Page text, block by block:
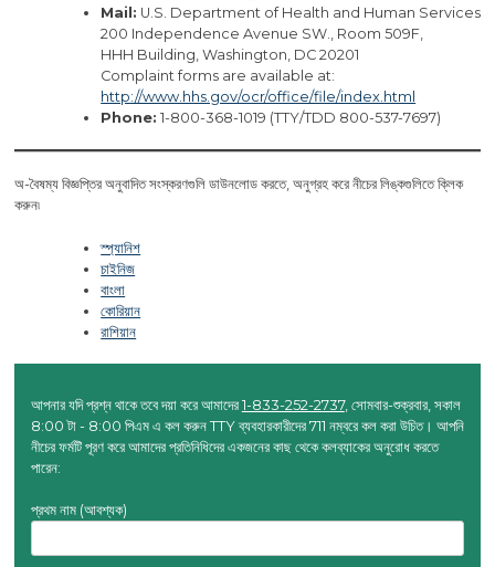
Mail: U.S. Department of Health and Human Services
200 Independence Avenue SW., Room 509F,
HHH Building, Washington, DC 20201
Complaint forms are available at:
http://www.hhs.gov/ocr/office/file/index.html
Phone: 1-800-368-1019 (TTY/TDD 800-537-7697)
অ-বৈষম্য বিজ্ঞপ্তির অনুবাদিত সংস্করণগুলি ডাউনলোড করতে, অনুগ্রহ করে নীচের লিঙ্কগুলিতে ক্লিক
করুন৷
স্প্যানিশ
চাইনিজ
বাংলা
কোরিয়ান
রাশিয়ান
আপনার যদি প্রশ্ন থাকে তবে দয়া করে আমাদের 1-833-252-2737, সোমবার-শুক্রবার, সকাল
8:00 টা - 8:00 পিএম এ কল করুন TTY ব্যবহারকারীদের 711 নম্বরে কল করা উচিত। আপনি
নীচের ফর্মটি পূরণ করে আমাদের প্রতিনিধিদের একজনের কাছ থেকে কলব্যাকের অনুরোধ করতে
পারেন:
প্রথম নাম (আবশ্যক)